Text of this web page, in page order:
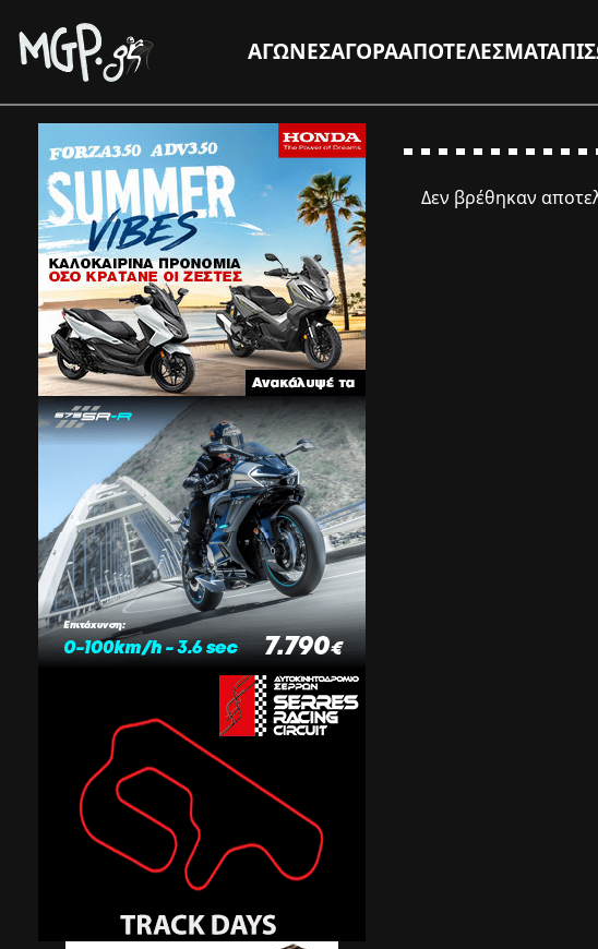
ΑΓΩΝΕΣΑΓΟΡΑΑΠΟΤΕΛΕΣΜΑΤΑ
Δεν βρέθηκαν